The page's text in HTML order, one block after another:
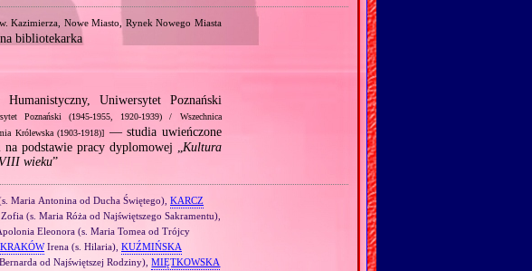
Kazimierza, Nowe Miasto, Rynek Nowego Miasta
bibliotekarka
Uniwersytet Poznański
Poznański (1945‐1955, 1920‐1939) / Wszechnica
Królewska (1903‐1918)]
— studia uwieńczone
podstawie pracy dyplomowej „ Kultura
wieku”
Maria Antonina od Ducha Świętego), KARCZ
Zofia (s. Maria Róża od Najświętszego Sakramentu),
Eleonora (s. Maria Tomea od Trójcy
KRAKÓWIrena (s. Hilaria), KUŹMIŃSKA
od Najświętszej Rodziny),MIĘTKOWSKA